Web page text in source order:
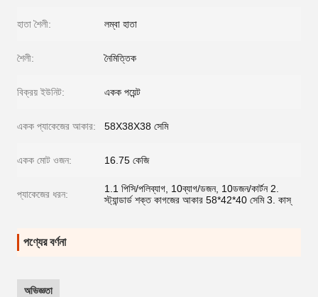
হাতা শৈলী: লম্বা হাতা
শৈলী: নৈমিত্তিক
বিক্রয় ইউনিট: একক পয়েন্ট
একক প্যাকেজের আকার: 58X38X38 সেমি
একক মোট ওজন: 16.75 কেজি
প্যাকেজের ধরন:
1.1 পিসি/পলিব্যাগ, 10ব্যাগ/ডজন, 10ডজন/কার্টন 2.
স্ট্যান্ডার্ড শক্ত কাগজের আকার 58*42*40 সেমি 3. কাস্
পণ্যের বর্ণনা
অভিজ্ঞতা